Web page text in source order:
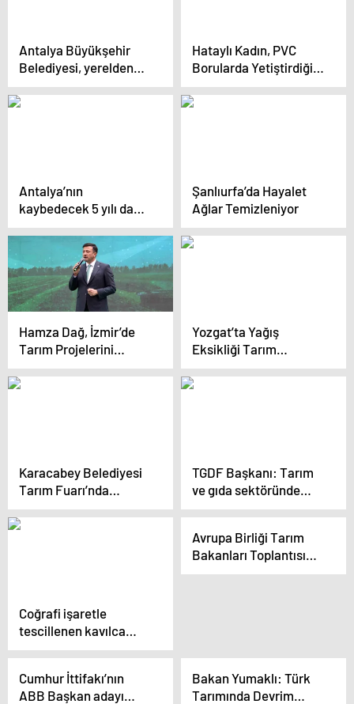
Antalya Büyükşehir
Belediyesi, yerelden
kalkınmada model
oluyor
Hataylı Kadın, PVC
Borularda Yetiştirdiği
Ürünlerle Gelir Elde
Ediyor
Antalya’nın
kaybedecek 5 yılı daha
yok, Antalyalı hizmet
bekliyor
Şanlıurfa’da Hayalet
Ağlar Temizleniyor
Hamza Dağ, İzmir’de
Tarım Projelerini
Anlattı
Yozgat’ta Yağış
Eksikliği Tarım
Sektörünü
Endişelendiriyor
Karacabey Belediyesi
Tarım Fuarı’nda
İhracat Odaklı
Çalışmalarıyla
TGDF Başkanı: Tarım
ve gıda sektöründe
üretim maliyetlerine
gerekiyor
Coğrafi işaretle
tescillenen kavılca
buğdayının üretiminin
Avrupa Birliği Tarım
Bakanları Toplantısı
Öncesi Belçikalı
Cumhur İttifakı’nın
ABB Başkan adayı
Bakan Yumaklı: Türk
Tarımında Devrim